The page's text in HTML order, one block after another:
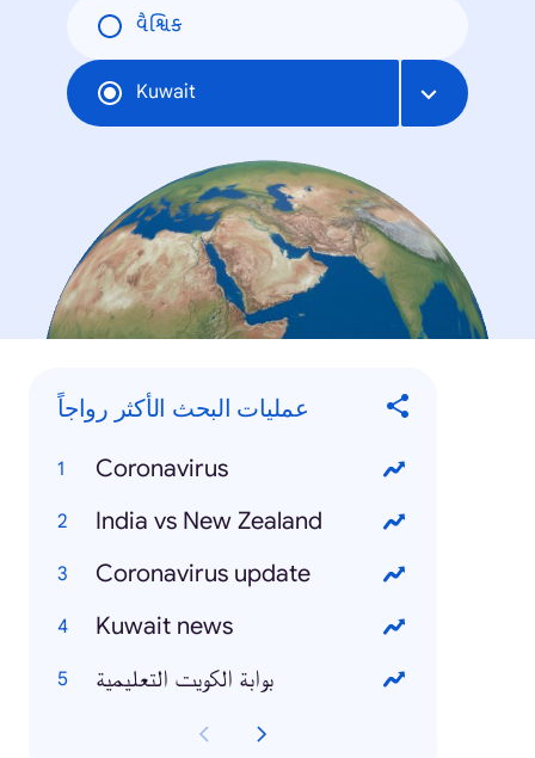
વૈશ્વિક
Kuwait
عمليات البحث الأكثر رواجاً
Coronavirus
India vs New Zealand
Coronavirus update
Kuwait news
بوابة الكويت التعليمية